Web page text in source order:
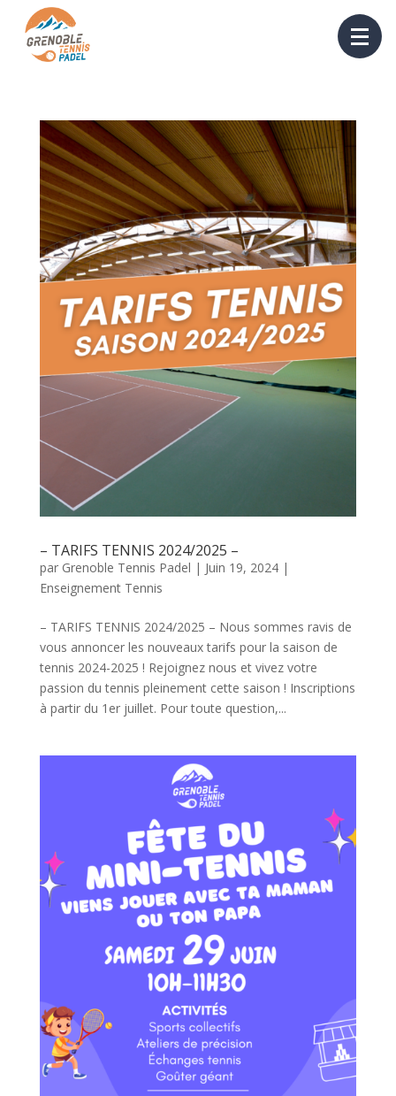
– TARIFS TENNIS 2024/2025 –
par Grenoble Tennis Padel | Juin 19, 2024|
Enseignement Tennis
– TARIFS TENNIS 2024/2025 – Nous sommes ravis de
vous annoncer les nouveaux tarifs pour la saison de
tennis 2024-2025 ! Rejoignez nous et vivez votre
passion du tennis pleinement cette saison ! Inscriptions
à partir du 1er juillet. Pour toute question,...